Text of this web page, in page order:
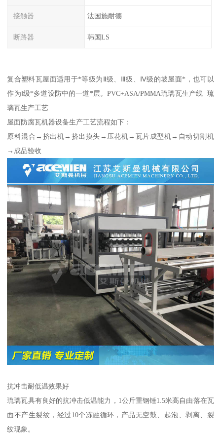
接触器 法国施耐德
断路器 韩国LS
复合塑料瓦屋面适用于*等级为Ⅱ级、Ⅲ级、Ⅳ级的坡屋面*，也可以
作为Ⅰ级*多道设防中的一道*层。PVC+ASA/PMMA琉璃瓦生产线 琉
璃瓦生产工艺
屋面防腐瓦机器设备生产工艺流程如下：
原料混合→挤出机→挤出摸头→压花机→瓦片成型机→自动切割机
→成品验收
抗冲击耐低温效果好
琉璃瓦具有良好的抗冲击低温能力，1公斤重钢锤1.5米高自由落在瓦
面不产生裂纹，经过10个冻融循环，产品无空鼓、起泡、剥离、裂
纹现象。